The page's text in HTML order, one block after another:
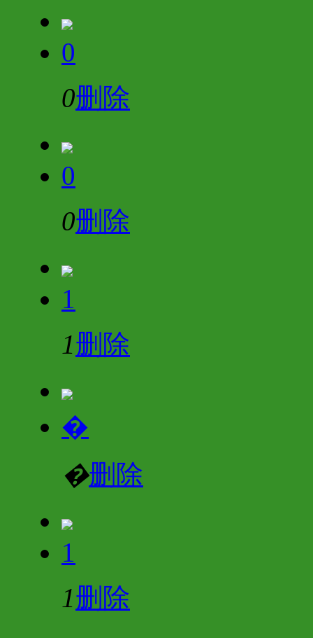
0
0删除
0
0删除
1
1删除
�
�删除
1
1删除